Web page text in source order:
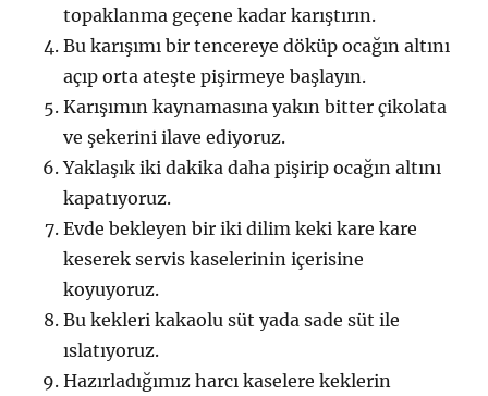
topaklanma geçene kadar karıştırın.
Bu karışımı bir tencereye döküp ocağın altını
açıp orta ateşte pişirmeye başlayın.
Karışımın kaynamasına yakın bitter çikolata
ve şekerini ilave ediyoruz.
Yaklaşık iki dakika daha pişirip ocağın altını
kapatıyoruz.
Evde bekleyen bir iki dilim keki kare kare
keserek servis kaselerinin içerisine
koyuyoruz.
Bu kekleri kakaolu süt yada sade süt ile
ıslatıyoruz.
Hazırladığımız harcı kaselere keklerin